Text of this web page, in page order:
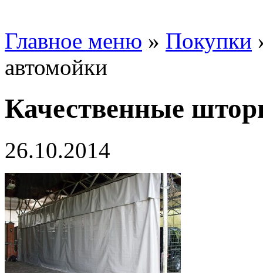
Главное меню » Покупки
автомойки
Качественные
26.10.2014